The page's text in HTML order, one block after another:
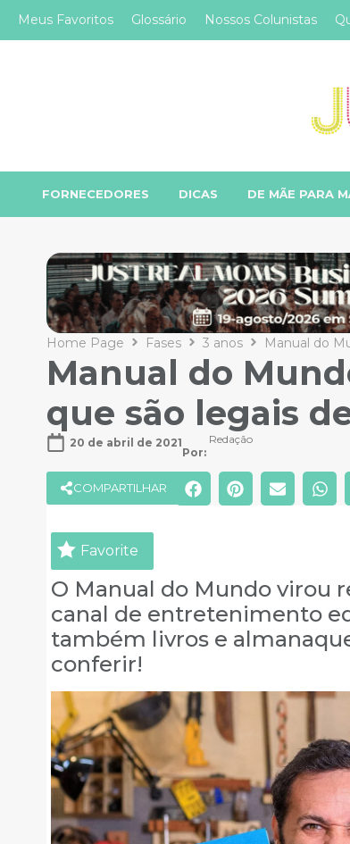
Meus Favoritos Glossário Nossos Colunistas
FORNECEDORES DICAS DE MÃE PARA
Home Page Fases 3 anos Manual do
Manual do
que são legais
20 de abril de 2021
Por:
Redação
COMPARTILHAR
Favorite
O Manual do Mundo virou
canal de entretenimento
também livros e
conferir!